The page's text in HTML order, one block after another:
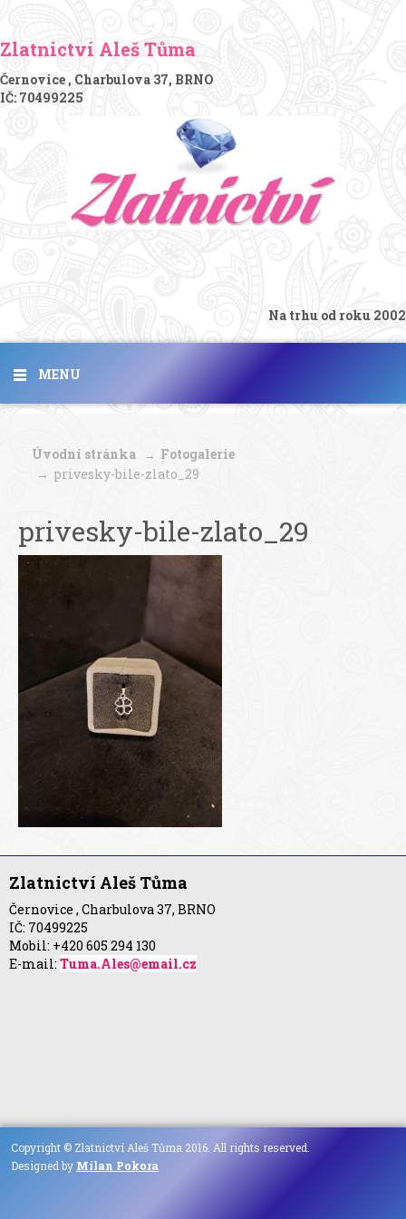
Zlatnictví Aleš Tůma
Černovice , Charbulova 37, BRNO
IČ: 70499225
Na trhu od roku 2002
MENU
Úvodní stránka
Fotogalerie
privesky-bile-zlato_29
privesky-bile-zlato_29
Zlatnictví Aleš Tůma
Černovice , Charbulova 37, BRNO
IČ: 70499225
Mobil: +420 605 294 130
E-mail: Tuma.Ales@email.cz
Copyright © Zlatnictví Aleš Tůma 2016. All rights reserved.
Designed by Milan Pokora